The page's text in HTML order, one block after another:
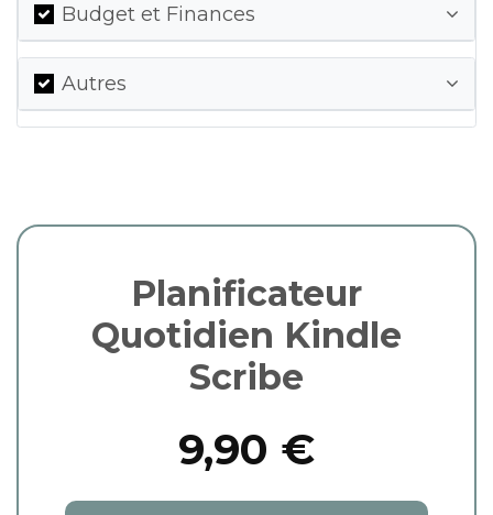
Budget et Finances
Autres
Planificateur
Quotidien Kindle
Scribe
9,90 €